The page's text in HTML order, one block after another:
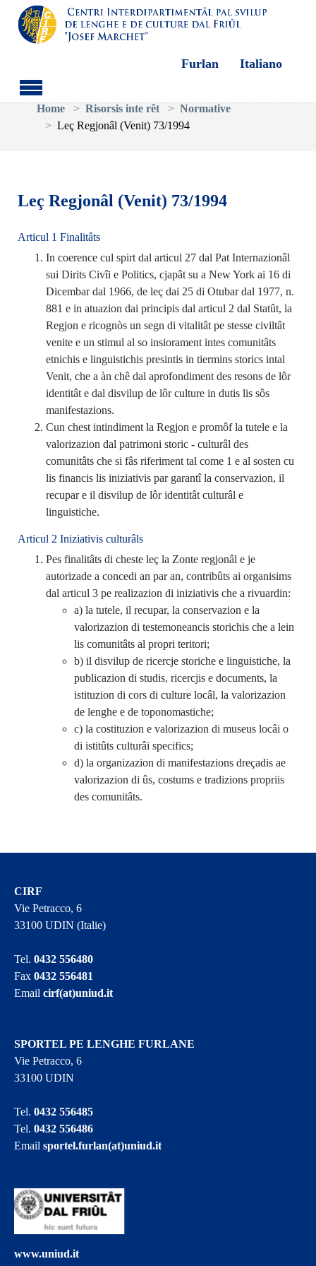
Aller au contenu principal
Furlan Italiano
Vous êtes ici:
Home
Risorsis inte rêt
Normative
Leç Regjonâl (Venit) 73/1994
Leç Regjonâl (Venit) 73/1994
Articul 1 Finalitâts
In coerence cul spirt dal articul 27 dal Pat Internazionâl
sui Dirits Civîi e Politics, cjapât su a New York ai 16 di
Dicembar dal 1966, de leç dai 25 di Otubar dal 1977, n.
881 e in atuazion dai principis dal articul 2 dal Statût, la
Regjon e ricognòs un segn di vitalitât pe stesse civiltât
venite e un stimul al so insiorament intes comunitâts
etnichis e linguistichis presintis in tiermins storics intal
Venit, che a àn chê dal aprofondiment des resons de lôr
identitât e dal disvilup de lôr culture in dutis lis sôs
manifestazions.
Cun chest intindiment la Regjon e promôf la tutele e la
valorizazion dal patrimoni storic - culturâl des
comunitâts che si fâs riferiment tal come 1 e al sosten cu
lis financis lis iniziativis par garantî la conservazion, il
recupar e il disvilup de lôr identitât culturâl e
linguistiche.
Articul 2 Iniziativis culturâls
Pes finalitâts di cheste leç la Zonte regjonâl e je
autorizade a concedi an par an, contribûts ai organisims
dal articul 3 pe realizazion di iniziativis che a rivuardin:
a) la tutele, il recupar, la conservazion e la
valorizazion di testemoneancis storichis che a lein
lis comunitâts al propri teritori;
b) il disvilup de ricercje storiche e linguistiche, la
publicazion di studis, ricercjis e documents, la
istituzion di cors di culture locâl, la valorizazion
de lenghe e de toponomastiche;
c) la costituzion e valorizazion di museus locâi o
di istitûts culturâi specifics;
d) la organizazion di manifestazions dreçadis ae
valorizazion di ûs, costums e tradizions propriis
des comunitâts.
CIRF
Vie Petracco, 6
33100 UDIN (Italie)
Tel.0432 556480
Fax0432 556481
Emailcirf(at)uniud.it
SPORTEL PE LENGHE FURLANE
Vie Petracco, 6
33100 UDIN
Tel.0432 556485
Tel.0432 556486
Emailsportel.furlan(at)uniud.it
www.uniud.it